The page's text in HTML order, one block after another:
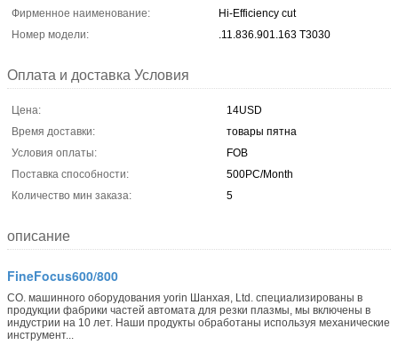
Фирменное наименование:
Hi-Efficiency cut
Номер модели:
.11.836.901.163 T3030
Оплата и доставка Условия
Цена:
14USD
Время доставки:
товары пятна
Условия оплаты:
FOB
Поставка способности:
500PC/Month
Количество мин заказа:
5
описание
FineFocus600/800
CO. машинного оборудования yorin Шанхая, Ltd. специализированы в
продукции фабрики частей автомата для резки плазмы, мы включены в
индустрии на 10 лет. Наши продукты обработаны используя механические
инструмент...